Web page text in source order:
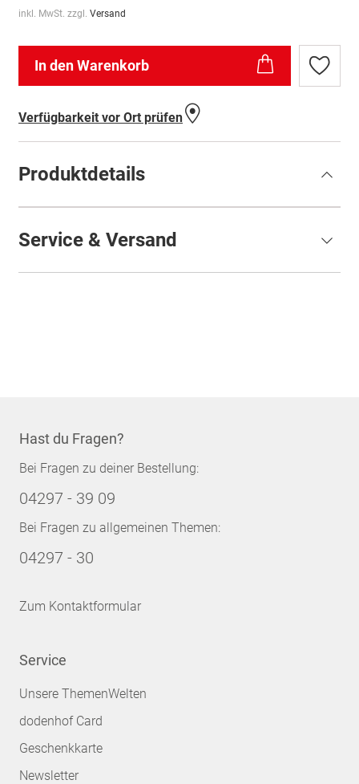
inkl. MwSt. zzgl. Versand
In den Warenkorb
Zur
Verfügbarkeit vor Ort prüfen
Produktdetails
Service & Versand
Hast du Fragen?
Bei Fragen zu deiner Bestellung:
04297 - 39 09
Bei Fragen zu allgemeinen Themen:
04297 - 30
Zum Kontaktformular
Service
Unsere ThemenWelten
dodenhof Card
Geschenkkarte
Newsletter